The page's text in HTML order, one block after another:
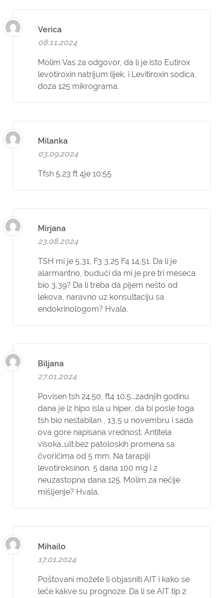
Verica
08.11.2024
Molim Vas za odgovor, da li je isto Eutirox
levotiroxin natrijum lijek, i Levitiroxin sodica,
doza 125 mikrograma.
Milanka
03.09.2024
Tfsh 5,23 ft 4je 10:55
Mirjana
23.08.2024
TSH mi je 5,31, F3 3,25 F4 14,51. Da li je
alarmantno, budući da mi je pre tri meseca
bio 3,39? Da li treba da pijem nešto od
lekova, naravno uz konsultaciju sa
endokrinologom? Hvala.
Biljana
27.01.2024
Povisen tsh 24.50, ft4 10.5...zadnjih godinu
dana je iz hipo isla u hiper, da bi posle toga
tsh bio nestabilan , 13,5 u novembru i sada
ova gore napisana vrednost. Antitela
visoka..ult.bez patoloskih promena sa
čvorićima od 5 mm. Na tarapiji
levotiroksinon, 5 dana 100 mg i 2
neuzastopna dana 125. Molim za nečije
mišljenje? Hvala.
Mihailo
17.01.2024
Poštovani možete li objasniti AIT i kako se
leče kakve su prognoze. Da li se AIT tip 2